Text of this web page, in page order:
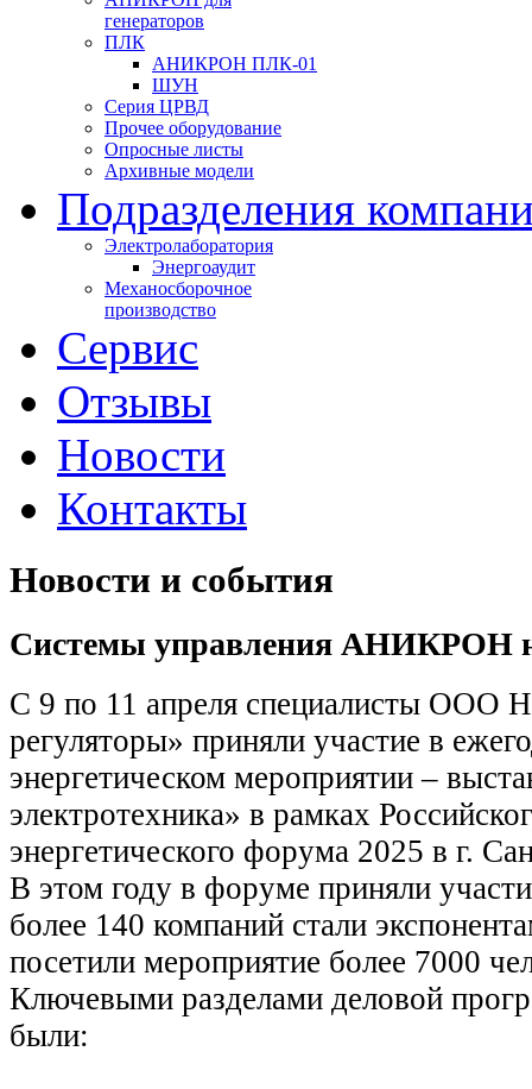
генераторов
ПЛК
АНИКРОН ПЛК-01
ШУН
Серия ЦРВД
Прочее оборудование
Опросные листы
Архивные модели
Подразделения
Электролаборатория
Энергоаудит
Механосборочное
производство
Сервис
Отзывы
Новости
Контакты
Новости и события
Системы управления АНИКРОН
C 9 по 11 апреля специалисты
регуляторы» приняли участие в
энергетическом мероприятии –
электротехника» в рамках
энергетического форума 2025 в г.
В этом году в форуме приняли
более 140 компаний стали
посетили мероприятие более 7000
Ключевыми разделами деловой
были: